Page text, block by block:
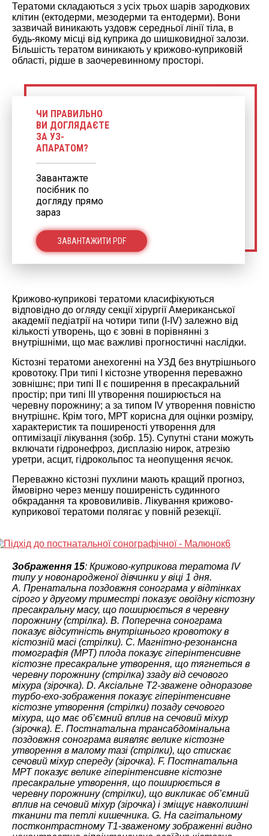
Тератоми складаються з усіх трьох шарів зародкових
клітин (ектодерми, мезодерми та ентодерми). Вони
зазвичай виникають уздовж середньої лінії тіла, в
будь-якому місці від куприка до шишковидної залози.
Більшість тератом виникають у крижово-куприковій
області, рідше в заочеревинному просторі.
ЧИ ПРАВИЛЬНО
ВИ ДОГЛЯДАЄТЕ
ЗА УЗ-
АПАРАТОМ?
Завантажте
посібник по
догляду прямо
зараз
ЗАВАНТАЖИТИ PDF
Крижово-куприкові тератоми класифікуються
відповідно до огляду секції хірургії Американської
академії педіатрії на чотири типи (I-IV) залежно від
кількості утворень, що є зовні в порівнянні з
внутрішніми, що має важливі прогностичні наслідки.
Кістозні тератоми анехогенні на УЗД без внутрішнього
кровотоку. При типі I кістозне утворення переважно
зовнішнє; при типі II є поширення в пресакральний
простір; при типі III утворення поширюється на
черевну порожнину; а за типом IV утворення повністю
внутрішнє. Крім того, МРТ корисна для оцінки розміру,
характеристик та поширеності утворення для
оптимізації лікування (зобр. 15). Супутні стани можуть
включати гідронефроз, дисплазію нирок, атрезію
уретри, асцит, гідрокольпос та неопущення яєчок.
Переважно кістозні пухлини мають кращий прогноз,
ймовірно через меншу поширеність судинного
обкрадання та крововиливів. Лікування крижово-
куприкової тератоми полягає у повній резекції.
Зображення 15: Крижово-куприкова тератома IV
типу у новонародженої дівчинки у віці 1 дня.
А. Пренатальна поздовжня сонограма у відтінках
сірого у другому триместрі показує овоїдну кістозну
пресакральну масу, що поширюється в черевну
порожнину (стрілка). B. Поперечна сонограма
показує відсутність внутрішнього кровотоку в
кістозній масі (стрілки). C. Магнітно-резонансна
томографія (МРТ) плода показує гіперінтенсивне
кістозне пресакральне утворення, що тягнеться в
черевну порожнину (стрілка) ззаду від сечового
міхура (зірочка). D. Аксіальне Т2-зважене одноразове
турбо-ехо-зображення показує гіперінтенсивне
кістозне утворення (стрілки) позаду сечового
міхура, що має об’ємний вплив на сечовий міхур
(зірочка). E. Постнатальна трансабдомінальна
поздовжня сонограма виявляє велике кістозне
утворення в малому тазі (стрілки), що стискає
сечовий міхур спереду (зірочка). F. Постнатальна
МРТ показує велике гіперінтенсивне кістозне
пресакральне утворення, що поширюється в
черевну порожнину (стрілки), що викликає об’ємний
вплив на сечовий міхур (зірочка) і зміщує навколишні
тканини та петлі кишечника. G. На сагітальному
постконтрастному Т1-зваженому зображенні видно